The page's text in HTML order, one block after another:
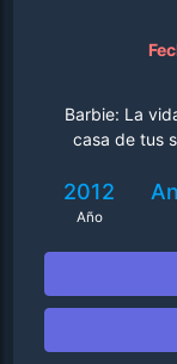
Barbie: La
casa de tus
2012
Año